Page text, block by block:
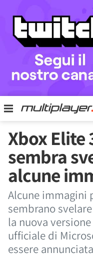
Xbox Elite
sembra
alcune
Alcune immagini
sembrano
la nuova
ufficiale di
essere